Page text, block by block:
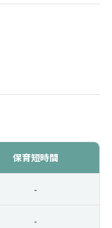
保育短時間
-
-